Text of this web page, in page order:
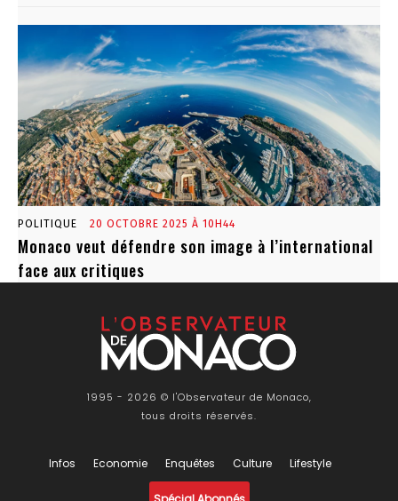
POLITIQUE 20 OCTOBRE 2025 À 10H44
Monaco veut défendre son image à l’international
face aux critiques
1995 - 2026 © l'Observateur de Monaco,
tous droits réservés.
Infos Economie Enquêtes Culture Lifestyle